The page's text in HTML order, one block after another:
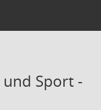
und Sport -